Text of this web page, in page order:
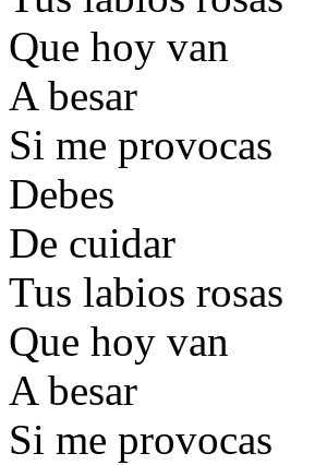
Que hoy van
A besar
Si me provocas
Debes
De cuidar
Tus labios rosas
Que hoy van
A besar
Si me provocas